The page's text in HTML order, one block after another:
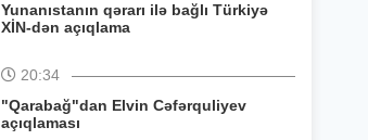
Yunanıstanın qərarı ilə bağlı Türkiyə
XİN-dən açıqlama
20:34
"Qarabağ"dan Elvin Cəfərquliyev
açıqlaması